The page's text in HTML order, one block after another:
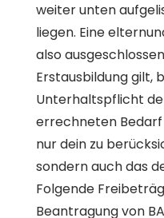
weiter unten
liegen. Eine
also
Erstausbildung gilt,
Unterhaltspflicht
errechneten
nur dein zu
sondern auch das
Folgende
Beantragung von